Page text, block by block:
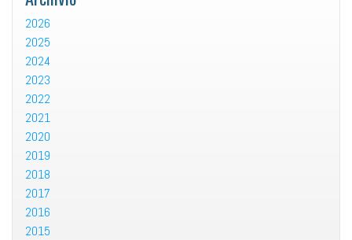
2026
2025
2024
2023
2022
2021
2020
2019
2018
2017
2016
2015